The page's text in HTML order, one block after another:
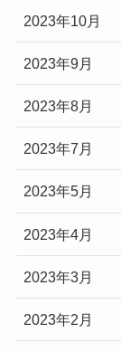
2023年10月
2023年9月
2023年8月
2023年7月
2023年5月
2023年4月
2023年3月
2023年2月